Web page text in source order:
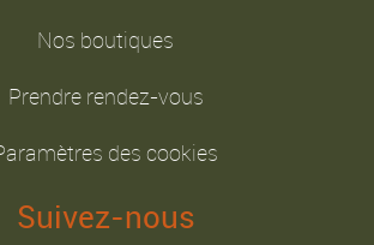
Nos boutiques
Prendre rendez-vous
des cookies
Suivez-nous